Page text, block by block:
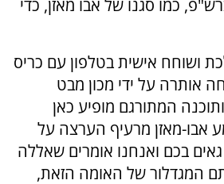
כמו סגנו של אבו מאזן, כדי
ושוחח אישית בטלפון עם כריס
אותרה על ידי מכון מבט
המתורגם מופיע כאן
אבו-מאזן מרעיף הערצה על
בכם ואנחנו אומרים שאללה
המגדלור של האומה הזאת,